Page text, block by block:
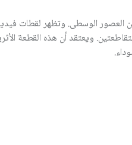
الوسطى. وتظهر لقطات
ويعتقد أن هذه القطعة